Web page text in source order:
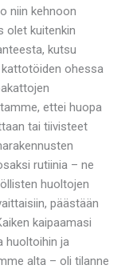
niin kehnoon
olet kuitenkin
kutsu
ohessa
ettei huopa
tai tiivisteet
rutiinia – ne
huoltojen
päästään
kaipaamasi
huoltoihin ja
alta – oli tilanne